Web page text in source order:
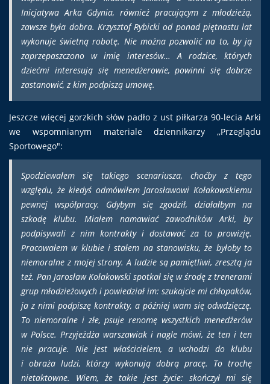
Inicjatywa Arka Gdynia, również pracującym z młodzieżą,
zawsze była dobra. Krzysztof Rybicki od ponad piętnastu lat
wykonuje świetną robotę. Nie można pozwolić na to, by ją
zaprzepaszczono w imię interesów… A rodzice, których
dziećmi interesują się menedżerowie, powinni się dobrze
zastanowić, z kim podpiszą umowę.
Jeszcze więcej gorzkich słów padło z ust piłkarza 90-lecia Arki
we wspomnianym materiale dziennikarzy ,,Przeglądu
Sportowego":
Spodziewałem się takiego scenariusza, choćby z tego
względu, że kiedyś odmówiłem Jarosławowi Kołakowskiemu
pewnej współpracy. Gdybym się zgodził, działałbym na
szkodę klubu. Miałem namawiać zawodników Arki, by
podpisywali z nim kontrakty i dostawać za to prowizję.
Pracowałem w klubie i stałem na stanowisku, że byłoby to
niemoralne z mojej strony. A ludzie są pamiętliwi, zresztą ja
też. Pan Jarosław Kołakowski spotkał się w środę z trenerami
grup młodzieżowych i powiedział im: szukajcie mi chłopaków,
ja z nimi podpiszę kontrakty, a później wam się odwdzięczę.
To niemoralne i złe, psuje renomę wszystkich menedżerów
w Polsce. Przyjeżdża warszawiak i nagle mówi, że ten i ten
nie pracuje. Nie jest właścicielem, a wchodzi do klubu
i obraża ludzi, którzy wykonują dobrą pracę. To trochę
nietaktowne. Wiem, że takie jest życie: skończył mi się